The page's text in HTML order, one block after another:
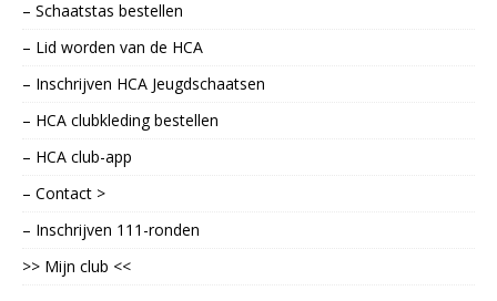
– Schaatstas bestellen
– Lid worden van de HCA
– Inschrijven HCA Jeugdschaatsen
– HCA clubkleding bestellen
– HCA club-app
– Contact >
– Inschrijven 111-ronden
>> Mijn club <<